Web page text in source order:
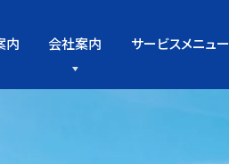
内 会社案内 サービスメニュー